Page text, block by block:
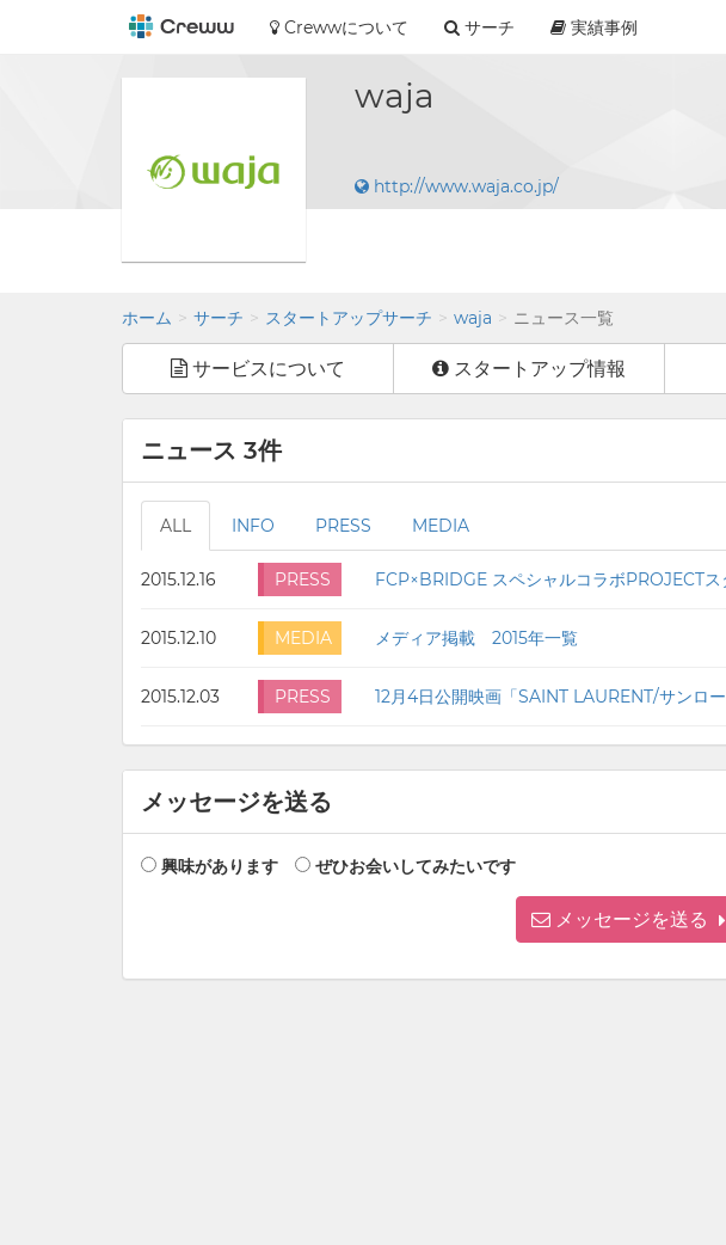
Crewwについて サーチ 実績事例
waja
http://www.waja.co.jp/
ホーム サーチ スタートアップサーチ waja ニュース一覧
サービスについて スタートアップ情報
ニュース 3件
ALL INFO PRESS MEDIA
2015.12.16 PRESS FCP×BRIDGE スペシャルコラボPROJECTス
2015.12.10 MEDIA メディア掲載 2015年一覧
2015.12.03 PRESS
メッセージを送る
興味があります ぜひお会いしてみたいです
メッセージを送る